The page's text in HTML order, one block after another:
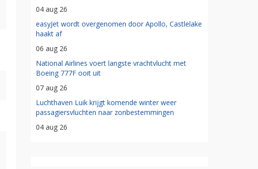
04 aug 26
easyJet wordt overgenomen door Apollo, Castlelake
haakt af
06 aug 26
National Airlines voert langste vrachtvlucht met
Boeing 777F ooit uit
07 aug 26
Luchthaven Luik krijgt komende winter weer
passagiersvluchten naar zonbestemmingen
04 aug 26